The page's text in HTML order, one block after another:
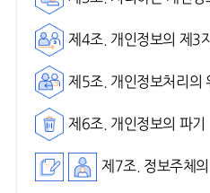
제4조. 개인정보의 제3
제5조. 개인정보처리의
제6조. 개인정보의 파기
제7조. 정보주체